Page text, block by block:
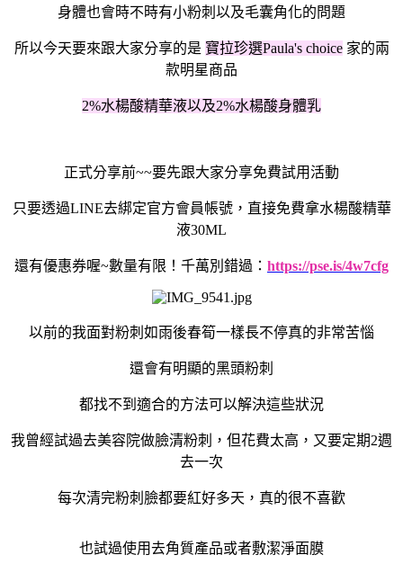
身體也會時不時有小粉刺以及毛囊角化的問題
所以今天要來跟大家分享的是 寶拉珍選Paula's choice家的兩
款明星商品
2%水楊酸精華液以及2%水楊酸身體乳
正式分享前~~要先跟大家分享免費試用活動
只要透過LINE去綁定官方會員帳號，直接免費拿水楊酸精華
液30ML
還有優惠券喔~數量有限！千萬別錯過： https://pse.is/4w7cfg
以前的我面對粉刺如雨後春筍一樣長不停真的非常苦惱
還會有明顯的黑頭粉刺
都找不到適合的方法可以解決這些狀況
我曾經試過去美容院做臉清粉刺，但花費太高，又要定期2週
去一次
每次清完粉刺臉都要紅好多天，真的很不喜歡
也試過使用去角質產品或者敷潔淨面膜